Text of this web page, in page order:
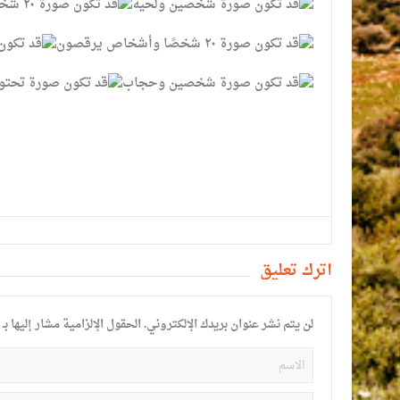
أترك تعليق
لن يتم نشر عنوان بريدك الإلكتروني.الحقول الإلزامية مشار إليها بـ